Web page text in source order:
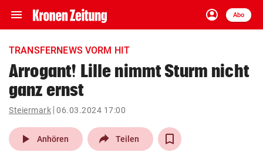
menu Navigation
ein-/ausklappen
account_circle
Anmelden
Abo
close Schließen
account_circle Anmelden
pin_drop
Wien arrow_right
TRANSFERNEWS VORM HIT
Arrogant! Lille nimmt Sturm nicht
ganz ernst
Steiermark 06.03.2024 17:00
play_arrow Anhören Teilen